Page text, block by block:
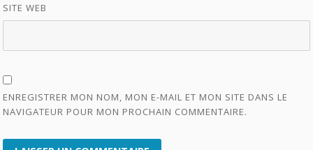
SITE WEB
ENREGISTRER MON NOM, MON E-MAIL ET MON SITE DANS LE
NAVIGATEUR POUR MON PROCHAIN COMMENTAIRE.